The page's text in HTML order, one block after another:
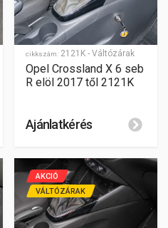
cikkszám: 2121K - Váltózárak
Opel Crossland X 6 seb
R elöl 2017 től 2121K
Ajánlatkérés
AKCIÓ
VÁLTÓZÁRAK